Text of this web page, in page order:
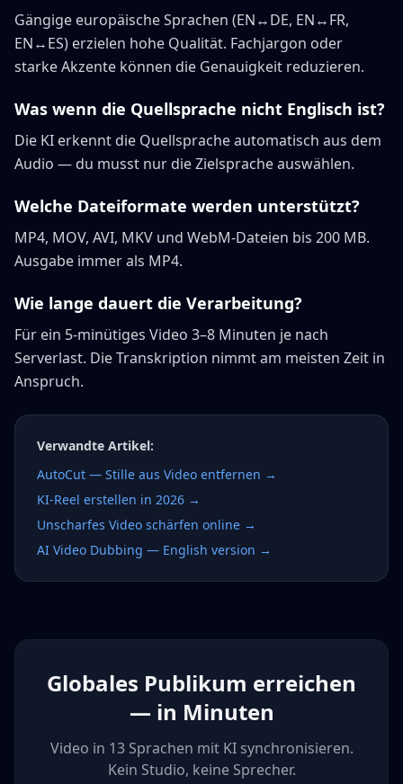
Gängige europäische Sprachen (EN↔DE, EN↔FR,
EN↔ES) erzielen hohe Qualität. Fachjargon oder
starke Akzente können die Genauigkeit reduzieren.
Was wenn die Quellsprache nicht Englisch ist?
Die KI erkennt die Quellsprache automatisch aus dem
Audio — du musst nur die Zielsprache auswählen.
Welche Dateiformate werden unterstützt?
MP4, MOV, AVI, MKV und WebM-Dateien bis 200 MB.
Ausgabe immer als MP4.
Wie lange dauert die Verarbeitung?
Für ein 5-minütiges Video 3–8 Minuten je nach
Serverlast. Die Transkription nimmt am meisten Zeit in
Anspruch.
Verwandte Artikel:
AutoCut — Stille aus Video entfernen →
KI-Reel erstellen in 2026 →
Unscharfes Video schärfen online →
AI Video Dubbing — English version →
Globales Publikum erreichen
— in Minuten
Video in 13 Sprachen mit KI synchronisieren.
Kein Studio, keine Sprecher.